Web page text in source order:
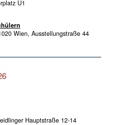
U1
Wien, Ausstellungstraße 44
Hauptstraße 12-14